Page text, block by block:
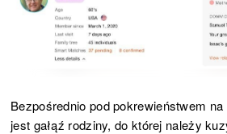
Bezpośrednio pod pokrewieństwem
jest gałąź rodziny, do której należy